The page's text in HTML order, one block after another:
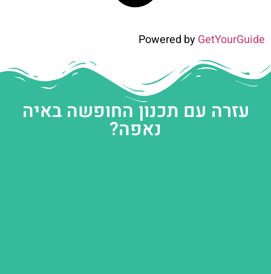
Powered byGetYourGuide
עזרה עם תכנון החופשה באיה
נאפה?